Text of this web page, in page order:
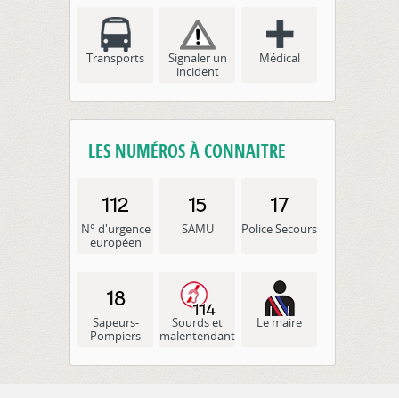
Transports
Signaler un
incident
Médical
LES NUMÉROS À CONNAITRE
N° d'urgence
européen
SAMU Police Secours
Sapeurs-
Pompiers
Sourds et
malentendants
Le maire